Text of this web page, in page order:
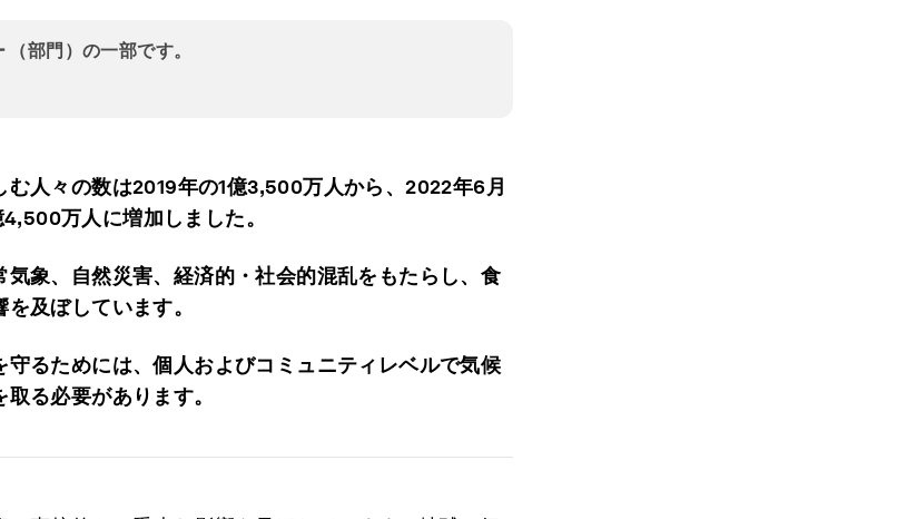
部門）の一部です。
む人々の数は2019年の1億3,500万人から、2022年6月
万人に増加しました。
気象、自然災害、経済的・社会的混乱をもたらし、食
及ぼしています。
守るためには、個人およびコミュニティレベルで気候
る必要があります。